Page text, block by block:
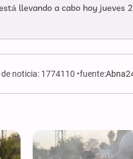
llevando a cabo hoy
noticia: 1774110 fuente: